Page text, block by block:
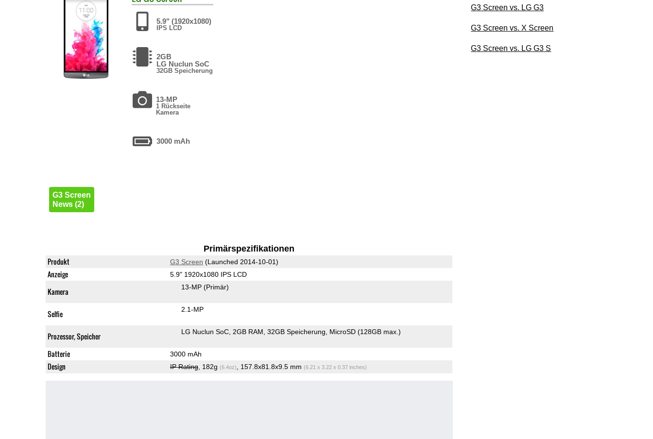
5.9" (1920x1080)
IPS LCD
2GB
LG Nuclun SoC
32GB Speicherung
13-MP
1 Rückseite
Kamera
3000 mAh
G3 Screen
News (2)
Primärspezifikationen
Produkt G3 Screen (Launched 2014-10-01)
Anzeige 5.9" 1920x1080 IPS LCD
Kamera 13-MP (Primär)
Selfie 2.1-MP
Prozessor, Speicher LG Nuclun SoC 2GB RAM 32GB Speicherung MicroSD (128GB max.)
Batterie 3000 mAh
Design IP Rating, 182g (6.4oz) , 157.8x81.8x9.5 mm (6.21 x 3.22 x 0.37 inches)
G3 Screen vs. LG G3
G3 Screen vs. X Screen
G3 Screen vs. LG G3 S